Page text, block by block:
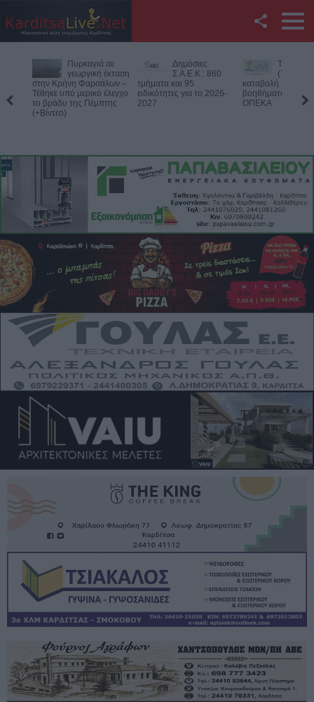
Twitter
YouTube
RSS
KarditsaLive.Net
Δημόσιες
Σ.Α.Ε.Κ.: 860
τμήματα και 95
ειδικότητες για το 2026-
2027
Την Παρασκευή
(7/8) η δεύτερη
καταβολή του
βοηθήματος του ΛΑΕ-
ΟΠΕΚΑ
Νεκρός
αγροτική
περιοχή του
Πιθανό